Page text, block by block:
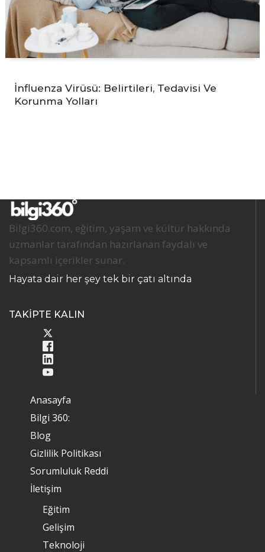
İnfluenza Virüsü: Belirtileri, Tedavisi Ve
Korunma Yolları
Bilgi360.com, eğitim, yaşam ve kültür hakkında
uzmanlar tarafından hazırlanan faydalı ve
kapsamlı içerikler sunar.
Hayata dair her şey tek bir çatı altında
TAKİPTE KALIN
Anasayfa
Bilgi 360:
Blog
Gizlilik Politikası
Sorumluluk Reddi
İletişim
Eğitim
Gelişim
Teknoloji